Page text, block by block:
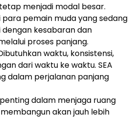
menjadi modal besar.
pemain muda yang sedang
kesabaran dan
proses panjang.
waktu, konsistensi,
dari waktu ke waktu. SEA
dalam perjalanan panjang
dalam menjaga ruang
akan jauh lebih